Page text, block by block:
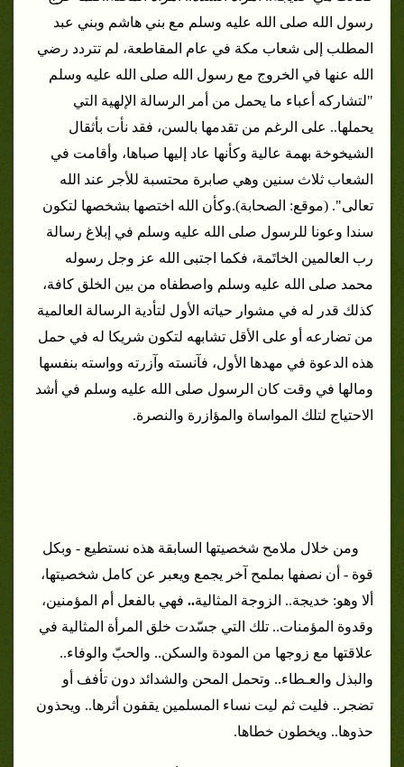
رسول الله صلى الله عليه وسلم مع بني هاشم وبني عبد
المطلب إلى شعاب مكة في عام المقاطعة، لم تتردد رضي
الله عنها في الخروج مع رسول الله صلى الله عليه وسلم
"لتشاركه أعباء ما يحمل من أمر الرسالة الإلهية التي
يحملها.. على الرغم من تقدمها بالسن، فقد نأت بأثقال
الشيخوخة بهمة عالية وكأنها عاد إليها صباها، وأقامت في
الشعاب ثلاث سنين وهي صابرة محتسبة للأجر عند الله
تعالى". (موقع: الصحابة).وكأن الله اختصها بشخصها لتكون
سندا وعونا للرسول صلى الله عليه وسلم في إبلاغ رسالة
رب العالمين الخاتَمة، فكما اجتبى الله عز وجل رسوله
محمد صلى الله عليه وسلم واصطفاه من بين الخلق كافة،
كذلك قدر له في مشوار حياته الأول لتأدية الرسالة العالمية
من تضارعه أو على الأقل تشابهه لتكون شريكا له في حمل
هذه الدعوة في مهدها الأول، فآنسته وآزرته وواسته بنفسها
ومالها في وقت كان الرسول صلى الله عليه وسلم في أشد
الاحتياج لتلك المواساة والمؤازرة والنصرة.
ومن خلال ملامح شخصيتها السابقة هذه نستطيع - وبكل
قوة - أن نصفها بملمح آخر يجمع ويعبر عن كامل شخصيتها،
ألا وهو: خديجة.. الزوجة المثالية.. فهي بالفعل أم المؤمنين،
وقدوة المؤمنات.. تلك التي جسّدت خلق المرأة المثالية في
علاقتها مع زوجها من المودة والسكن.. والحبّ والوفاء..
والبذل والعـطاء.. وتحمل المحن والشدائد دون تأفف أو
تضجر.. فليت ثم ليت نساء المسلمين يقفون أثرها.. ويحذون
حذوها.. ويخطون خطاها.